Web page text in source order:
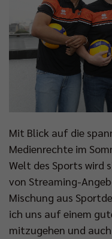
Mit Blick auf die
Medienrechte im
Welt des Sports wird
von Streaming-
Mischung aus
ich uns auf einem
mitzugehen und